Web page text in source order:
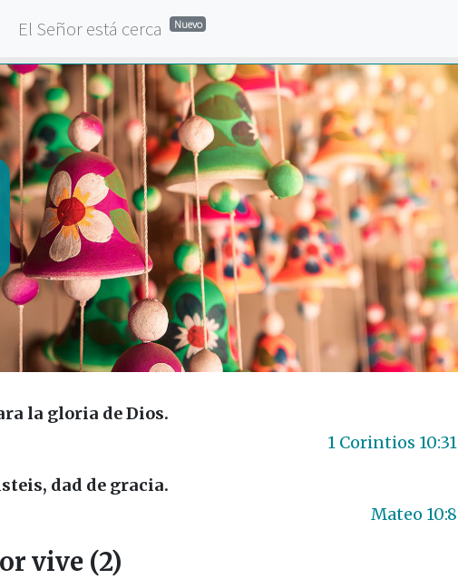
El Señor está cerca Nuevo
la gloria de Dios.
1 Corintios 10:31
dad de gracia.
Mateo 10:8
vive (2)